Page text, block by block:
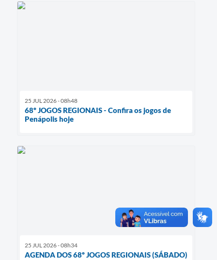
25 JUL 2026 - 08h48
68º JOGOS REGIONAIS - Confira os jogos de
Penápolis hoje
25 JUL 2026 - 08h34
AGENDA DOS 68º JOGOS REGIONAIS (SÁBADO)